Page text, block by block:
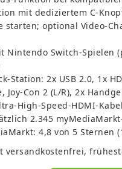
mit dediziertem C-
starten; optional Video-
Nintendo Switch-Spielen
Station: 2x USB 2.0, 1x
Joy-Con 2 (L/R), 2x
High-Speed-HDMI-
2.345
4,8 von 5 Sternen
versandkostenfrei,